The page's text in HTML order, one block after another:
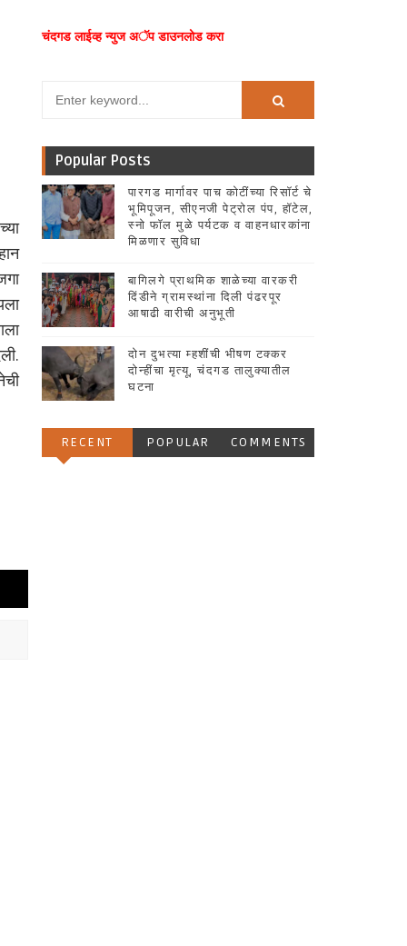
चंदगड लाईव्ह न्युज अॅप डाउनलोड करा
Popular Posts
पारगड मार्गावर पाच कोटींच्या रिसॉर्ट चे
भूमिपूजन, सीएनजी पेट्रोल पंप, हॉटेल,
स्नो फॉल मुळे पर्यटक व वाहनधारकांना
मिळणार सुविधा
बागिलगे प्राथमिक शाळेच्या वारकरी
दिंडीने ग्रामस्थांना दिली पंढरपूर
आषाढी वारीची अनुभूती
दोन दुभत्या म्हशींची भीषण टक्कर
दोन्हींचा मृत्यू, चंदगड तालुक्यातील
घटना
RECENT POPULAR COMMENTS